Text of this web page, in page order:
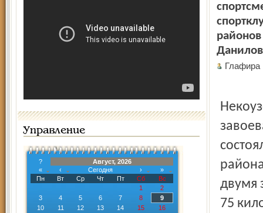
Управление
?
Август, 2026
«
‹ Сегодня ›
»
Пн
Вт Ср Чт Пт Сб
Вс
1
2
3
4 5 6 7 8
9
10
11 12 13 14 15
16
районов
двумя
75